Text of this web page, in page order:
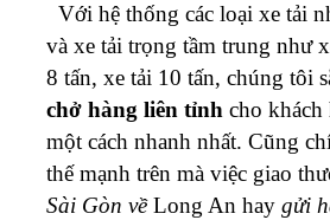
Với hệ thống các loại xe tải
và xe tải trọng tầm trung như
8 tấn, xe tải 10 tấn, chúng tôi
chở hàng liên tỉnh cho khách
một cách nhanh nhất. Cũng
thế mạnh trên mà việc giao
Sài Gòn vềLong An hay gửi